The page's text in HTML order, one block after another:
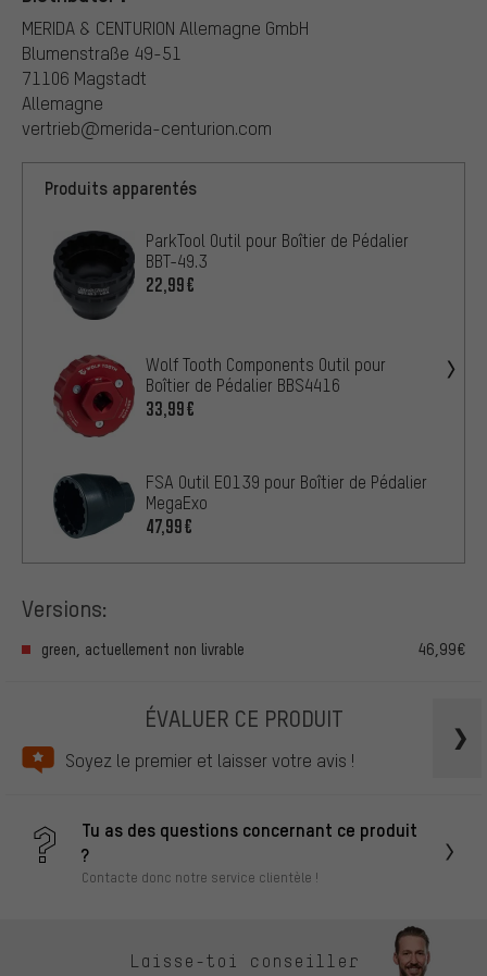
MERIDA & CENTURION Allemagne GmbH
Blumenstraße 49-51
71106 Magstadt
Allemagne
vertrieb@merida-centurion.com
Produits apparentés
ParkTool Outil pour Boîtier de Pédalier
BBT-49.3
22,99€
Wolf Tooth Components Outil pour
Boîtier de Pédalier BBS4416
33,99€
FSA Outil E0139 pour Boîtier de Pédalier
MegaExo
47,99€
Versions:
green, actuellement non livrable 46,99€
ÉVALUER CE PRODUIT
Soyez le premier et laisser votre avis !
Tu as des questions concernant ce produit
?
Contacte donc notre service clientèle !
Laisse-toi conseiller